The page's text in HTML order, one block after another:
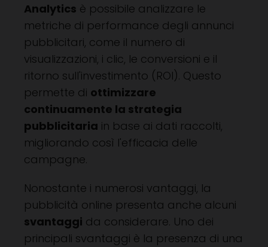
Analytics è possibile analizzare le
metriche di performance degli annunci
pubblicitari, come il numero di
visualizzazioni, i clic, le conversioni e il
ritorno sull'investimento (ROI). Questo
permette di ottimizzare
continuamente la strategia
pubblicitaria in base ai dati raccolti,
migliorando così l'efficacia delle
campagne.
Nonostante i numerosi vantaggi, la
pubblicità online presenta anche alcuni
svantaggi da considerare. Uno dei
principali svantaggi è la presenza di una